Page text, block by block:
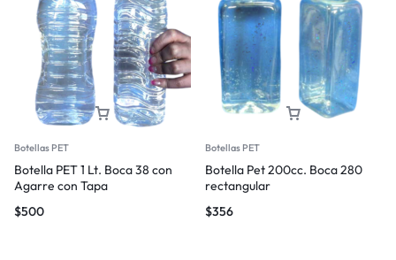
Botellas PET
Botella PET 1 Lt. Boca 38 con
Agarre con Tapa
$500
Botellas PET
Botella Pet 200cc. Boca 280
rectangular
$356